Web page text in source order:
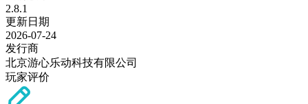
2.8.1
更新日期
2026-07-24
发行商
北京游心乐动科技有限公司
玩家评价